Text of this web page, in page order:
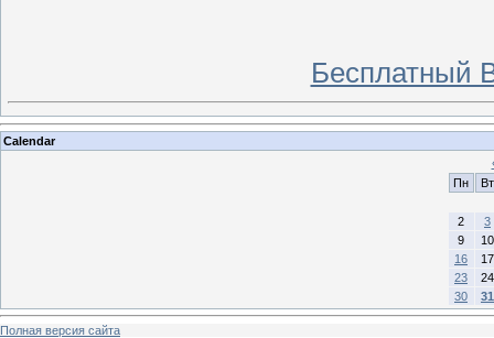
Бесплатный
Calendar
Пн
Вт
2
3
9
10
16
17
23
24
30
31
Полная версия сайта